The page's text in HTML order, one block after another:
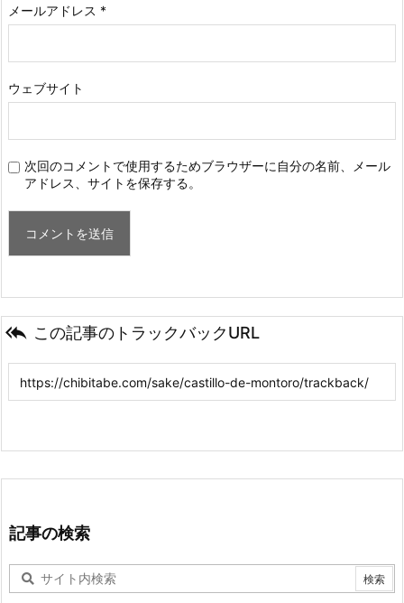
メールアドレス *
ウェブサイト
次回のコメントで使用するためブラウザーに自分の名前、メール
アドレス、サイトを保存する。
 この記事のトラックバックURL
記事の検索